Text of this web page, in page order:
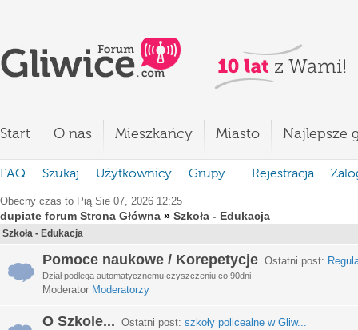
Start O nas Mieszkańcy Miasto Najlepsze
FAQ Szukaj Użytkownicy Grupy Rejestracja
Obecny czas to Pią Sie 07, 2026 12:25
dupiate forum Strona Główna » Szkoła - Edukacja
Szkoła - Edukacja
Pomoce naukowe / Korepetycje Ostatni post:
Dział podlega automatycznemu czyszczeniu co 90dni
Moderator Moderatorzy
O Szkole... Ostatni post: szkoły policealne w Gliw...